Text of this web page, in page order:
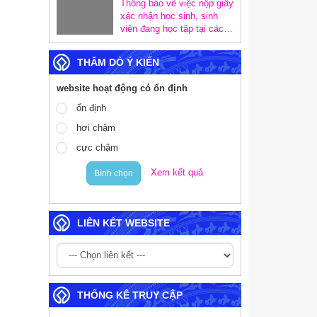
ĐỔI SỐ; SƠ KẾT CÔNG
TÁC CHUYỂN ĐỔI SỐ
ĐẢNG VÀ TRIỂN KHAI
MỤC TIÊU TĂNG
TRƯỞNG KINH TẾ 02
CON SỐ
Thông báo về việc nộp giấy
xác nhận học sinh, sinh
viên đang học tập tại các
trường để tạm hoãn gọi
nghĩa vụ quân sự năm
2027
THĂM DÒ Ý KIẾN
website hoạt động có ổn định
ổn định
hơi chậm
cực chậm
Bình chọn Xem kết quả
LIÊN KẾT WEBSITE
THỐNG KÊ TRUY CẬP